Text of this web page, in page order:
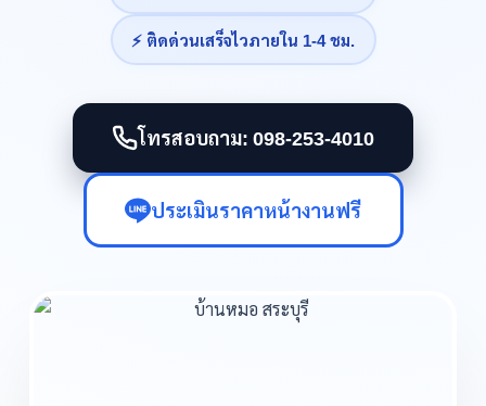
⚡ ติดด่วนเสร็จไวภายใน 1-4 ชม.
โทรสอบถาม: 098-253-4010
ประเมินราคาหน้างานฟรี